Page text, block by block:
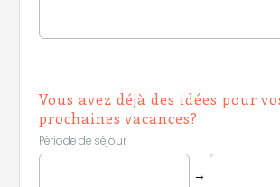
Vous avez déjà des idées pour
prochaines vacances?
Période de séjour
→